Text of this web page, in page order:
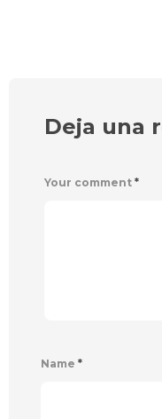
Deja una
Your comment *
Name *